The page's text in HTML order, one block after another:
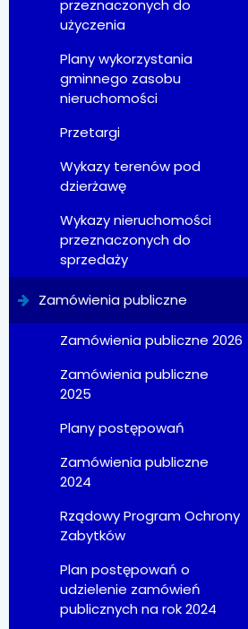
przeznaczonych do
użyczenia
Plany wykorzystania
gminnego zasobu
nieruchomości
Przetargi
Wykazy terenów pod
dzierżawę
Wykazy nieruchomości
przeznaczonych do
sprzedaży
Zamówienia publiczne
Zamówienia publiczne 2026
Zamówienia publiczne
2025
Plany postępowań
Zamówienia publiczne
2024
Rządowy Program Ochrony
Zabytków
Plan postępowań o
udzielenie zamówień
publicznych na rok 2024